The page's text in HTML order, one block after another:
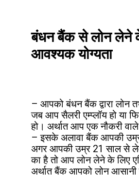
बंधन बैंक से लोन लेने
आवश्यक योग्यता
– आपको बंधन बैंक द्वारा लोन
जब आप सैलरी एम्प्लॉय हो या
हो। अर्थात आप एक नौकरी वाले
– इसके अलावा बैंक आपकी
अगर आपकी उम्र 21 साल से
का है तो आप लोन लेने के लिए
अर्थात बैंक आपको लोन आसानी